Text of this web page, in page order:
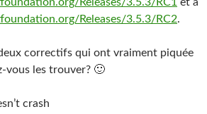
Releases/3.5.3/RC2.
correctifs qui ont vraiment piquée
vous les trouver? 🙂
crash